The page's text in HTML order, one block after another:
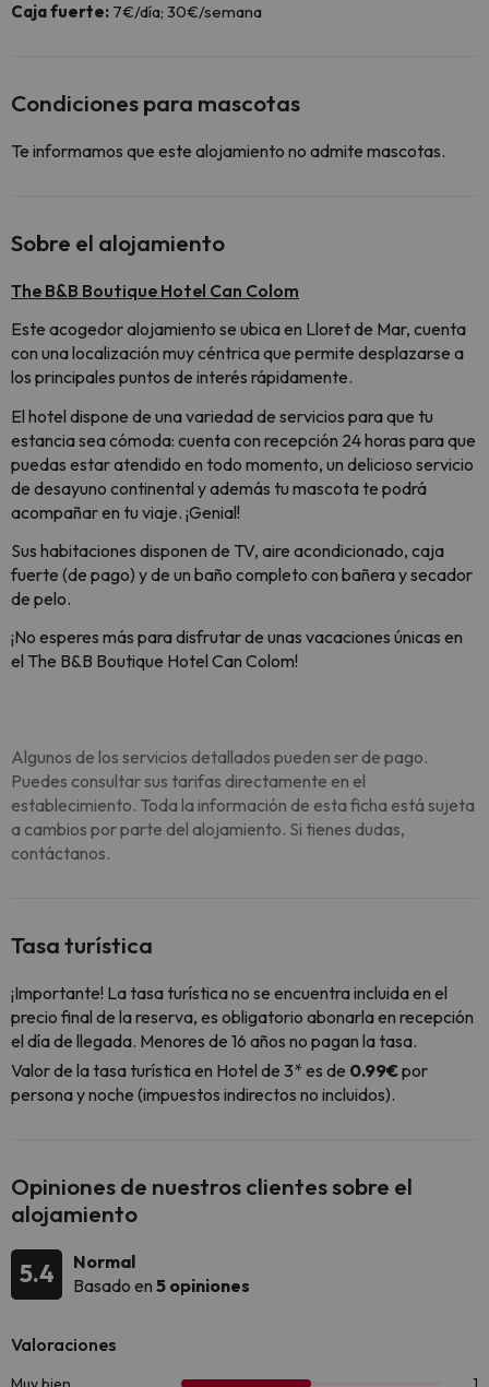
Caja fuerte: 7€/día; 30€/semana
Condiciones para mascotas
Te informamos que este alojamiento no admite mascotas.
Sobre el alojamiento
The B&B Boutique Hotel Can Colom
Este acogedor alojamiento se ubica en Lloret de Mar, cuenta
con una localización muy céntrica que permite desplazarse a
los principales puntos de interés rápidamente.
El hotel dispone de una variedad de servicios para que tu
estancia sea cómoda: cuenta con recepción 24 horas para que
puedas estar atendido en todo momento, un delicioso servicio
de desayuno continental y además tu mascota te podrá
acompañar en tu viaje. ¡Genial!
Sus habitaciones disponen de TV, aire acondicionado, caja
fuerte (de pago) y de un baño completo con bañera y secador
de pelo.
¡No esperes más para disfrutar de unas vacaciones únicas en
el The B&B Boutique Hotel Can Colom!
Algunos de los servicios detallados pueden ser de pago.
Puedes consultar sus tarifas directamente en el
establecimiento. Toda la información de esta ficha está sujeta
a cambios por parte del alojamiento. Si tienes dudas,
contáctanos.
Tasa turística
¡Importante! La tasa turística no se encuentra incluida en el
precio final de la reserva, es obligatorio abonarla en recepción
el día de llegada. Menores de 16 años no pagan la tasa.
Valor de la tasa turística en Hotel de 3* es de 0.99€por
persona y noche (impuestos indirectos no incluidos).
Opiniones de nuestros clientes sobre el
alojamiento
5.4
Normal
Basado en 5 opiniones